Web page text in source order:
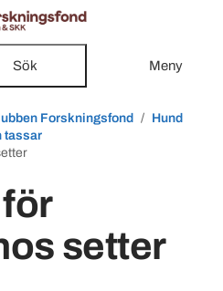
Sök Meny
Forskningsfond
Hund
tassar
setter